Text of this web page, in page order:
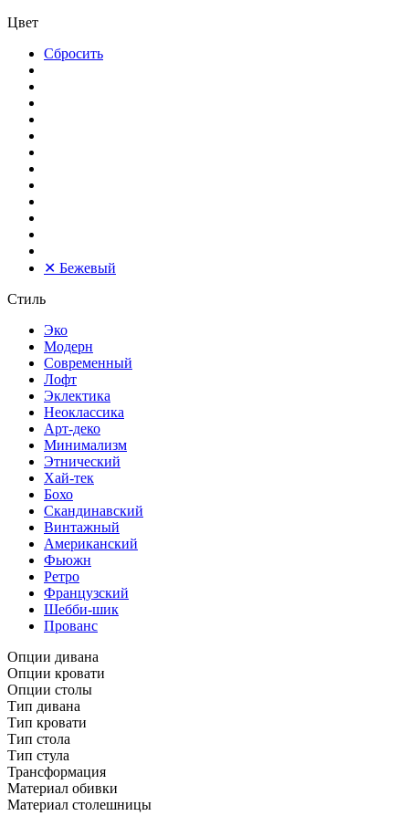
Цвет
Сбросить
✕ Бежевый
Стиль
Эко
Модерн
Современный
Лофт
Эклектика
Неоклассика
Арт-деко
Минимализм
Этнический
Хай-тек
Бохо
Скандинавский
Винтажный
Американский
Фьюжн
Ретро
Французский
Шебби-шик
Прованс
Опции дивана
Опции кровати
Опции столы
Тип дивана
Тип кровати
Тип стола
Тип стула
Трансформация
Материал обивки
Материал столешницы